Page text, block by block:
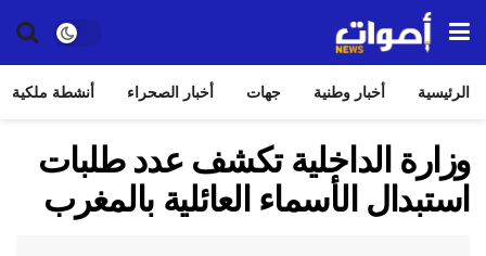
الرئيسية أخبار وطنية جهات أخبار الصحراء أنشطة ملكية
وزارة الداخلية تكشف عدد طلبات
استبدال الأسماء العائلية بالمغرب